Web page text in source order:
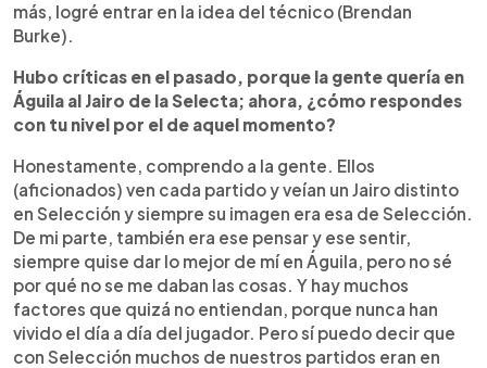
más, logré entrar en la idea del técnico (Brendan
Burke).
Hubo críticas en el pasado, porque la gente quería en
Águila al Jairo de la Selecta; ahora, ¿cómo respondes
con tu nivel por el de aquel momento?
Honestamente, comprendo a la gente. Ellos
(aficionados) ven cada partido y veían un Jairo distinto
en Selección y siempre su imagen era esa de Selección.
De mi parte, también era ese pensar y ese sentir,
siempre quise dar lo mejor de mí en Águila, pero no sé
por qué no se me daban las cosas. Y hay muchos
factores que quizá no entiendan, porque nunca han
vivido el día a día del jugador. Pero sí puedo decir que
con Selección muchos de nuestros partidos eran en